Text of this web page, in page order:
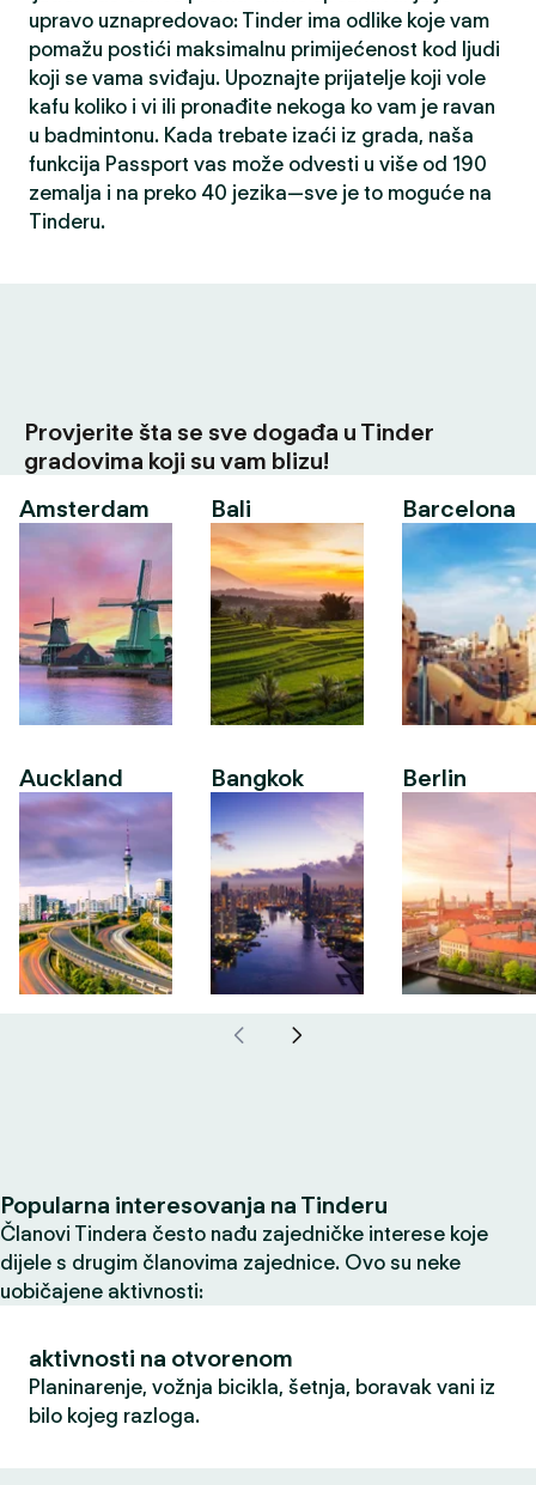
upravo uznapredovao: Tinder ima odlike koje vam
pomažu postići maksimalnu primijećenost kod ljudi
koji se vama sviđaju. Upoznajte prijatelje koji vole
kafu koliko i vi ili pronađite nekoga ko vam je ravan
u badmintonu. Kada trebate izaći iz grada, naša
funkcija Passport vas može odvesti u više od 190
zemalja i na preko 40 jezika—sve je to moguće na
Tinderu.
Provjerite šta se sve događa u Tinder
gradovima koji su vam blizu!
Amsterdam
Auckland
Bali
Bangkok
Barcelona
Berlin
Popularna interesovanja na Tinderu
Članovi Tindera često nađu zajedničke interese koje
dijele s drugim članovima zajednice. Ovo su neke
uobičajene aktivnosti:
aktivnosti na otvorenom
Planinarenje, vožnja bicikla, šetnja, boravak vani iz
bilo kojeg razloga.